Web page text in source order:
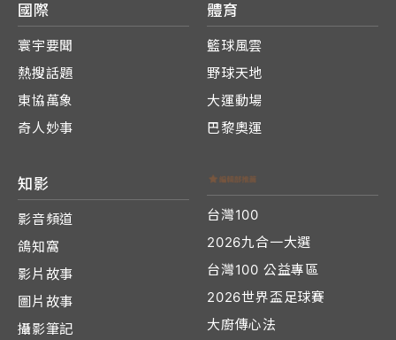
國際
寰宇要聞
熱搜話題
東協萬象
奇人妙事
體育
籃球風雲
野球天地
大運動場
巴黎奧運
知影
影音頻道
鴿知窩
影片故事
圖片故事
攝影筆記
台灣100
2026九合一大選
台灣100 公益專區
2026世界盃足球賽
大廚傳心法